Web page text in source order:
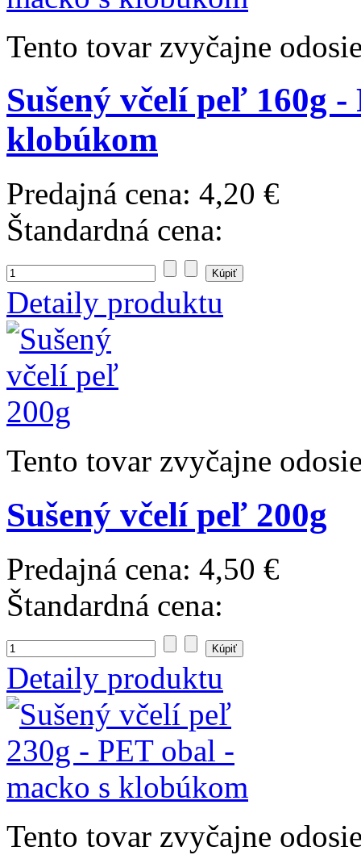
Tento tovar zvyčajne
Sušený včelí peľ 160g
klobúkom
Predajná cena: 4,20 €
Štandardná cena:
Detaily produktu
Tento tovar zvyčajne
Sušený včelí peľ 200g
Predajná cena: 4,50 €
Štandardná cena:
Detaily produktu
Tento tovar zvyčajne